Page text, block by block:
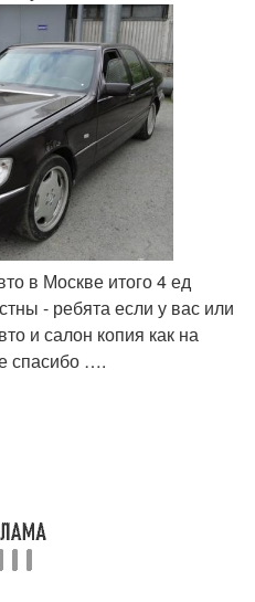
в Москве итого 4 ед
- ребята если у вас или
и салон копия как на
спасибо ….